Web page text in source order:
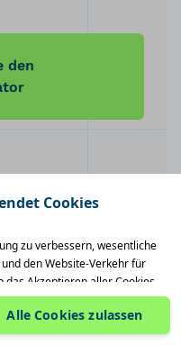
den
Cookies
zu verbessern, wesentliche
den Website-Verkehr für
Akzeptieren aller Cookies
von Inhalten und
Interaktionen mit unserer
anzeigen.
Alle Cookies zulassen